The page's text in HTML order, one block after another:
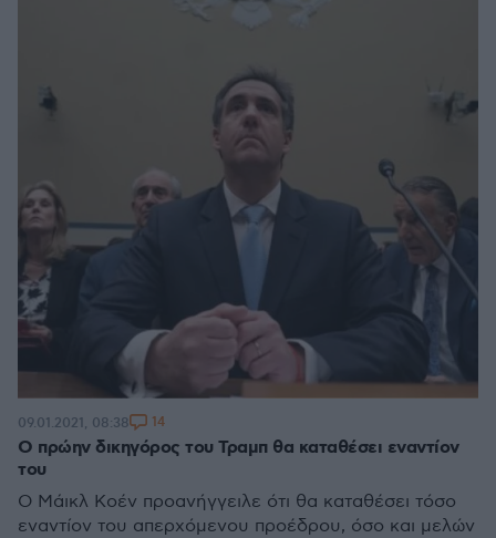
O πρώην δικηγόρος του Τραμπ θα καταθέσει εναντίον
του
Ο Μάικλ Κοέν προανήγγειλε ότι θα καταθέσει τόσο
εναντίον του απερχόμενου προέδρου, όσο και μελών
09.01.2021, 08:38 14